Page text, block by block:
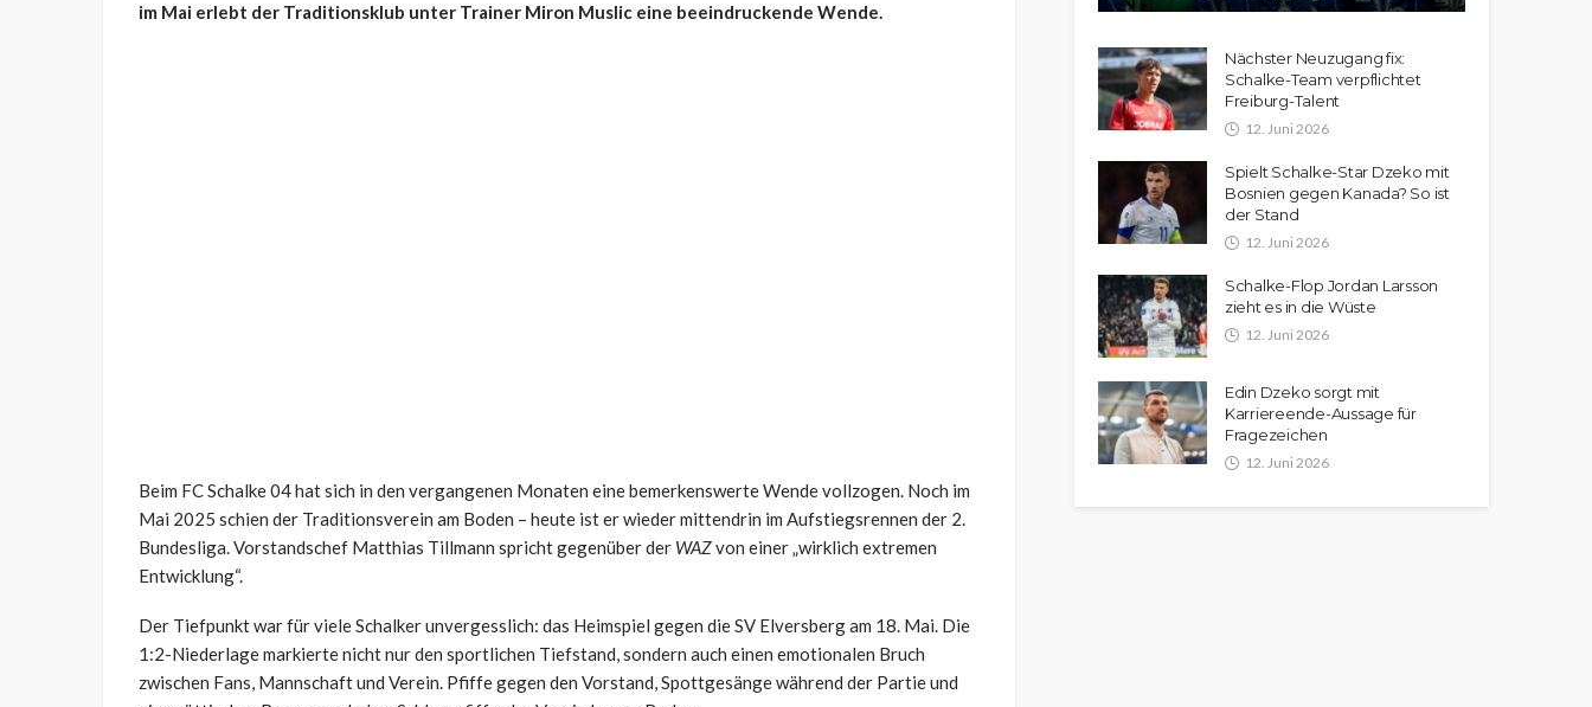
im Mai erlebt der Traditionsklub unter Trainer Miron Muslic eine beeindruckende Wende.
Beim FC Schalke 04 hat sich in den vergangenen Monaten eine bemerkenswerte Wende vollzogen. Noch im
Mai 2025 schien der Traditionsverein am Boden – heute ist er wieder mittendrin im Aufstiegsrennen der 2.
Bundesliga. Vorstandschef Matthias Tillmann spricht gegenüber der WAZvon einer „wirklich extremen
Entwicklung“.
Der Tiefpunkt war für viele Schalker unvergesslich: das Heimspiel gegen die SV Elversberg am 18. Mai. Die
1:2-Niederlage markierte nicht nur den sportlichen Tiefstand, sondern auch einen emotionalen Bruch
zwischen Fans, Mannschaft und Verein. Pfiffe gegen den Vorstand, Spottgesänge während der Partie und
Nächster Neuzugang fix:
Schalke-Team verpflichtet
Freiburg-Talent
12. Juni 2026
Spielt Schalke-Star Dzeko mit
Bosnien gegen Kanada? So ist
der Stand
12. Juni 2026
Schalke-Flop Jordan Larsson
zieht es in die Wüste
12. Juni 2026
Edin Dzeko sorgt mit
Karriereende-Aussage für
Fragezeichen
12. Juni 2026